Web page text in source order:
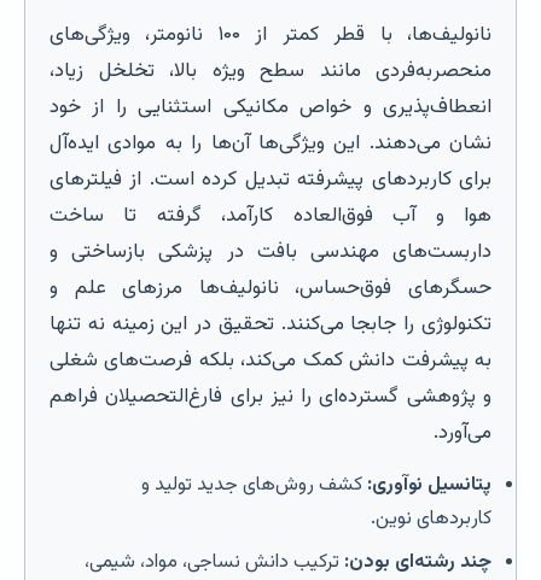
نانولیف‌ها، با قطر کمتر از ۱۰۰ نانومتر، ویژگی‌های
منحصربه‌فردی مانند سطح ویژه بالا، تخلخل زیاد،
انعطاف‌پذیری و خواص مکانیکی استثنایی را از خود
نشان می‌دهند. این ویژگی‌ها آن‌ها را به موادی ایده‌آل
برای کاربردهای پیشرفته تبدیل کرده است. از فیلترهای
هوا و آب فوق‌العاده کارآمد، گرفته تا ساخت
داربست‌های مهندسی بافت در پزشکی بازساختی و
حسگرهای فوق‌حساس، نانولیف‌ها مرزهای علم و
تکنولوژی را جابجا می‌کنند. تحقیق در این زمینه نه تنها
به پیشرفت دانش کمک می‌کند، بلکه فرصت‌های شغلی
و پژوهشی گسترده‌ای را نیز برای فارغ‌التحصیلان فراهم
می‌آورد.
پتانسیل نوآوری: کشف روش‌های جدید تولید و
کاربردهای نوین.
چند رشته‌ای بودن: ترکیب دانش نساجی، مواد، شیمی،